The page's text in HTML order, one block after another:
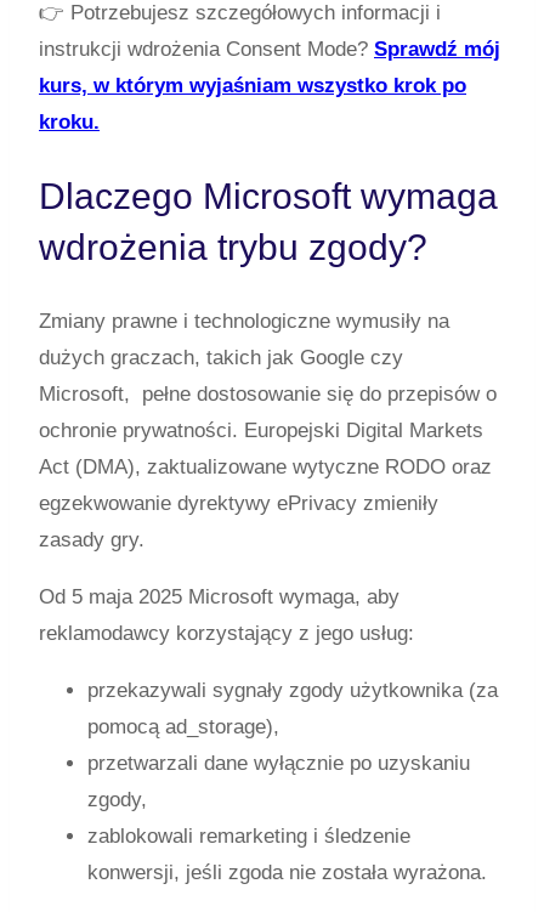
👉 Potrzebujesz szczegółowych informacji i
instrukcji wdrożenia Consent Mode? Sprawdź mój
kurs, w którym wyjaśniam wszystko krok po
kroku.
Dlaczego Microsoft wymaga
wdrożenia trybu zgody?
Zmiany prawne i technologiczne wymusiły na
dużych graczach, takich jak Google czy
Microsoft, pełne dostosowanie się do przepisów o
ochronie prywatności. Europejski Digital Markets
Act (DMA), zaktualizowane wytyczne RODO oraz
egzekwowanie dyrektywy ePrivacy zmieniły
zasady gry.
Od 5 maja 2025 Microsoft wymaga, aby
reklamodawcy korzystający z jego usług:
przekazywali sygnały zgody użytkownika (za
pomocą ad_storage),
przetwarzali dane wyłącznie po uzyskaniu
zgody,
zablokowali remarketing i śledzenie
konwersji, jeśli zgoda nie została wyrażona.